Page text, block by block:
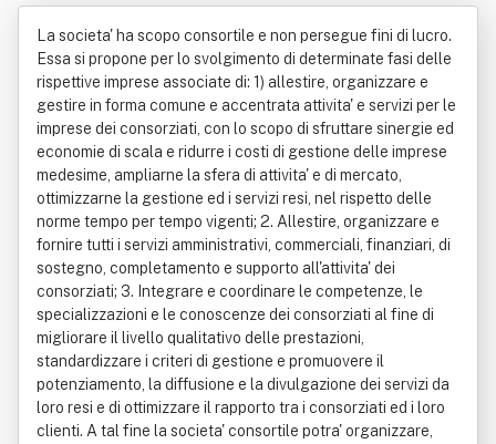
ca Clinica Associata Società Consorti
le A R. L.
La societa' ha scopo consortile e non persegue fini di lucro.
Essa si propone per lo svolgimento di determinate fasi delle
rispettive imprese associate di: 1) allestire, organizzare e
gestire in forma comune e accentrata attivita' e servizi per le
imprese dei consorziati, con lo scopo di sfruttare sinergie ed
economie di scala e ridurre i costi di gestione delle imprese
medesime, ampliarne la sfera di attivita' e di mercato,
ottimizzarne la gestione ed i servizi resi, nel rispetto delle
norme tempo per tempo vigenti; 2. Allestire, organizzare e
fornire tutti i servizi amministrativi, commerciali, finanziari, di
sostegno, completamento e supporto all'attivita' dei
consorziati; 3. Integrare e coordinare le competenze, le
specializzazioni e le conoscenze dei consorziati al fine di
migliorare il livello qualitativo delle prestazioni,
standardizzare i criteri di gestione e promuovere il
potenziamento, la diffusione e la divulgazione dei servizi da
loro resi e di ottimizzare il rapporto tra i consorziati ed i loro
clienti. A tal fine la societa' consortile potra' organizzare,